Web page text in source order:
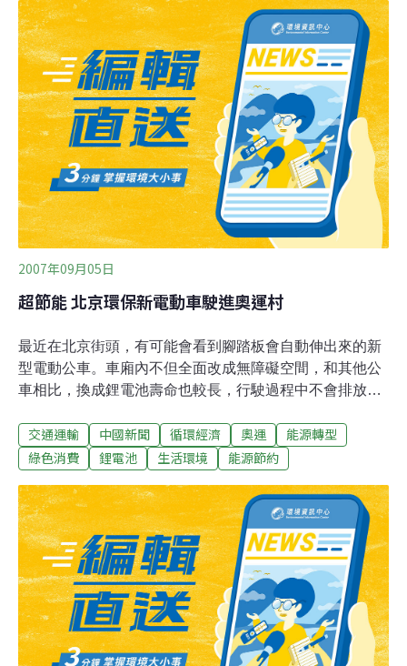
供郵政系統回收廢電池。
2007年09月05日
超節能 北京環保新電動車駛進奧運村
最近在北京街頭，有可能會看到腳踏板會自動伸出來的新
型電動公車。車廂內不但全面改成無障礙空間，和其他公
車相比，換成鋰電池壽命也較長，行駛過程中不會排放廢
運村裡全面進行運作。一踏上去，車廂內寬敞明亮，不僅
看到全新的設施 ，在一般座位還多增添了輪椅專區，只要
伸出踏板，這樣的功能主要是方便殘障人士。貼心的設
計，票價還和一般公車一樣，但是因為這種電動車每走兩
圈就充一次電，電池成本高，保養比較難，所以目前還沒
有全面在北京營運，不過計畫年底前在奧運村裡模擬運
行，以便奧運舉辦時，能方便更多外國選手。
交通運輸 中國新聞 循環經濟 奧運
能源轉型
綠色消費
鋰電池 生活環境 能源節約